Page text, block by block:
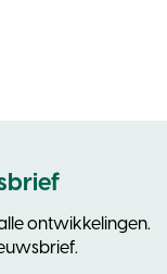
ontwikkelingen.